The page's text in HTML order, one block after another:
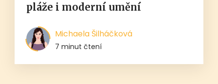
pláže i moderní umění
Michaela Šilháčková
7 minut čtení